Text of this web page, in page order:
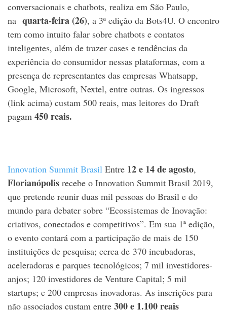
conversacionais e chatbots, realiza em São Paulo,
na quarta-feira (26), a 3ª edição da Bots4U. O encontro
tem como intuito falar sobre chatbots e contatos
inteligentes, além de trazer cases e tendências da
experiência do consumidor nessas plataformas, com a
presença de representantes das empresas Whatsapp,
Google, Microsoft, Nextel, entre outras. Os ingressos
(link acima) custam 500 reais, mas leitores do Draft
pagam 450 reais.
Innovation Summit Brasil Entre 12 e 14 de agosto,
Florianópolis recebe o Innovation Summit Brasil 2019,
que pretende reunir duas mil pessoas do Brasil e do
mundo para debater sobre “Ecossistemas de Inovação:
criativos, conectados e competitivos”. Em sua 1ª edição,
o evento contará com a participação de mais de 150
instituições de pesquisa; cerca de 370 incubadoras,
aceleradoras e parques tecnológicos; 7 mil investidores-
anjos; 120 investidores de Venture Capital; 5 mil
startups; e 200 empresas inovadoras. As inscrições para
não associados custam entre 300 e 1.100 reais